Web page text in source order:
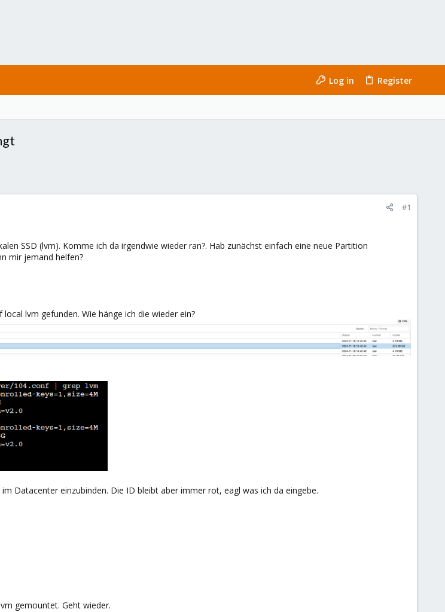
Log in Register
#1
SSD (lvm). Komme ich da irgendwie wieder ran?. Hab zunächst einfach eine neue Partition
mir jemand helfen?
lvm gefunden. Wie hänge ich die wieder ein?
Datacenter einzubinden. Die ID bleibt aber immer rot, eagl was ich da eingebe.
gemountet. Geht wieder.